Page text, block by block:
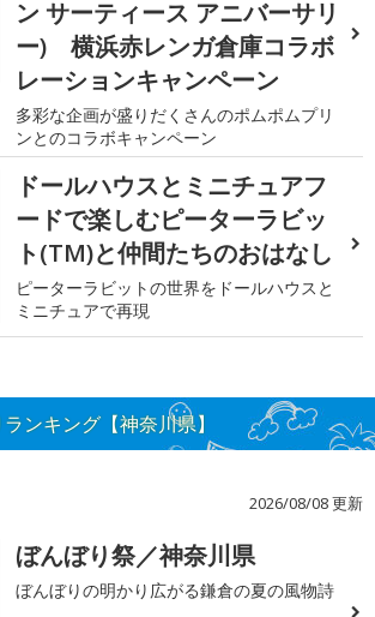
ン サーティース アニバーサリ
ー) 横浜赤レンガ倉庫コラボ
レーションキャンペーン
多彩な企画が盛りだくさんのポムポムプリ
ンとのコラボキャンペーン
ドールハウスとミニチュアフ
ードで楽しむピーターラビッ
ト(TM)と仲間たちのおはなし
ピーターラビットの世界をドールハウスと
ミニチュアで再現
ンキング【神奈川県】
2026/08/08 更新
ぼんぼり祭／神奈川県
ぼんぼりの明かり広がる鎌倉の夏の風物詩